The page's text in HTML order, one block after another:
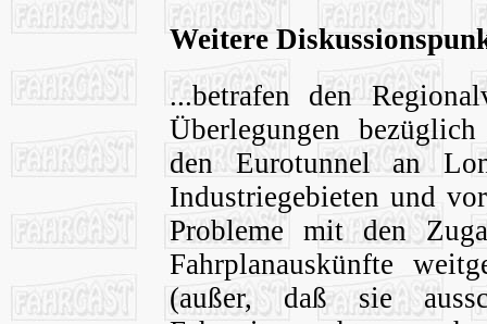
Weitere
...betrafen den
Überlegungen
den Eurotunnel an
Industriegebieten und
Probleme mit den
Fahrplanauskünfte
(außer, daß sie